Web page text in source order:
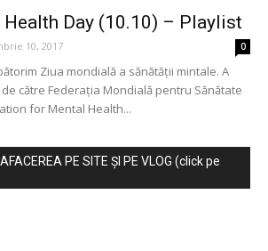
Day (10.10) – Playlist
10, 2017 0
Ziua mondială a sănătății mintale. A
către Federația Mondială pentru Sănătate
for Mental Health...
PE SITE ȘI PE VLOG (click pe